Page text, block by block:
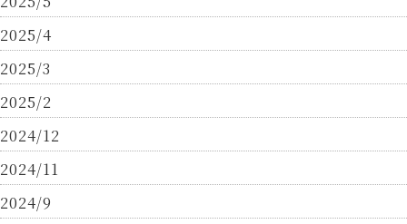
2025/4
2025/3
2025/2
2024/12
2024/11
2024/9